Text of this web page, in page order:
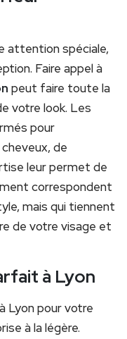
attention spéciale,
Faire appel à
peut faire toute la
votre look. Les
pour
de
leur permet de
correspondent
mais qui tiennent
de votre visage et
à Lyon
Lyon pour votre
à la légère.